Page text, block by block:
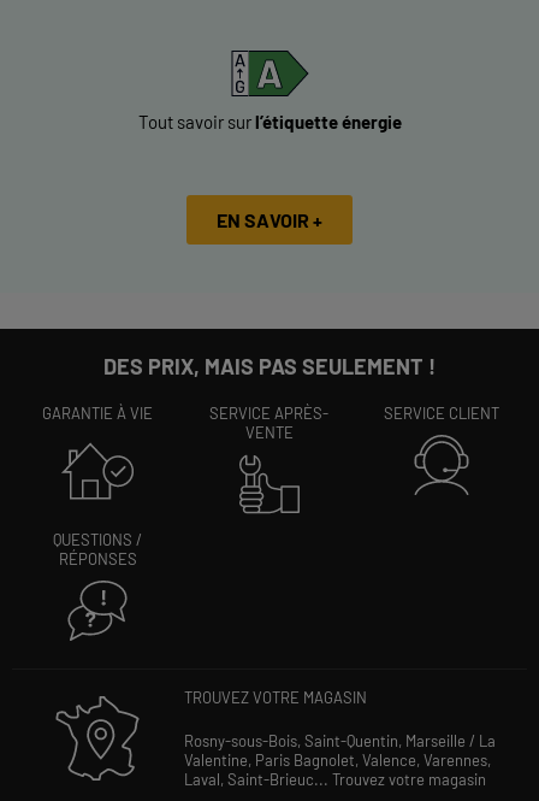
Tout savoir surl’étiquette énergie
EN SAVOIR +
DES PRIX, MAIS PAS SEULEMENT !
GARANTIE À VIE
SERVICE APRÈS-
VENTE
SERVICE CLIENT
QUESTIONS /
RÉPONSES
TROUVEZ VOTRE MAGASIN
Rosny-sous-Bois, Saint-Quentin, Marseille / La
Valentine, Paris Bagnolet, Valence, Varennes,
Laval, Saint-Brieuc... Trouvez votre magasin